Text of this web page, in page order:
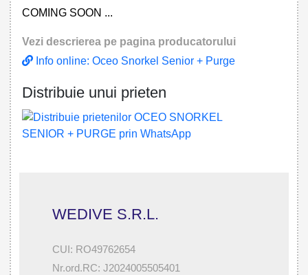
COMING SOON ...
Vezi descrierea pe pagina producatorului
Info online: Oceo Snorkel Senior + Purge
Distribuie unui prieten
WEDIVE S.R.L.
CUI: RO49762654
Nr.ord.RC: J2024005505401